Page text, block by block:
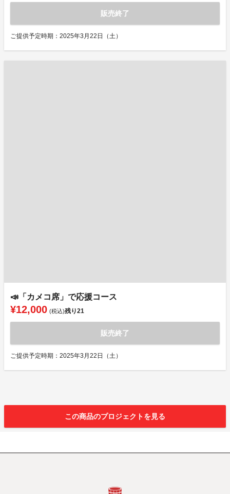
販売終了
ご提供予定時期：2025年3月22日（土）
📣「カメコ席」で応援コース
¥12,000 (税込)残り21
販売終了
ご提供予定時期：2025年3月22日（土）
この商品のプロジェクトを見る